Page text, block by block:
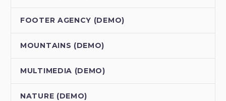
FOOTER AGENCY (DEMO)
MOUNTAINS (DEMO)
MULTIMEDIA (DEMO)
NATURE (DEMO)